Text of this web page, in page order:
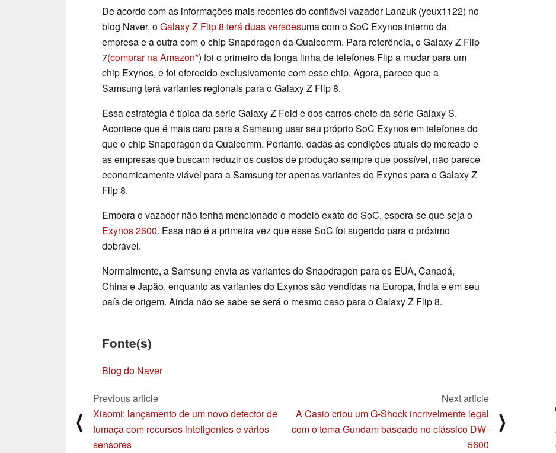
De acordo com as informações mais recentes do confiável vazador Lanzuk (yeux1122) no
blog Naver, oGalaxy Z Flip 8 terá duas versõesuma com o SoC Exynos interno da
empresa e a outra com o chip Snapdragon da Qualcomm. Para referência, o Galaxy Z Flip
7(comprar na Amazon ) foi o primeiro da longa linha de telefones Flip a mudar para um
chip Exynos, e foi oferecido exclusivamente com esse chip. Agora, parece que a
Samsung terá variantes regionais para o Galaxy Z Flip 8.
Essa estratégia é típica da série Galaxy Z Fold e dos carros-chefe da série Galaxy S.
Acontece que é mais caro para a Samsung usar seu próprio SoC Exynos em telefones do
que o chip Snapdragon da Qualcomm. Portanto, dadas as condições atuais do mercado e
as empresas que buscam reduzir os custos de produção sempre que possível, não parece
economicamente viável para a Samsung ter apenas variantes do Exynos para o Galaxy Z
Flip 8.
Embora o vazador não tenha mencionado o modelo exato do SoC, espera-se que seja o
Exynos 2600. Essa não é a primeira vez que esse SoC foi sugerido para o próximo
dobrável.
Normalmente, a Samsung envia as variantes do Snapdragon para os EUA, Canadá,
China e Japão, enquanto as variantes do Exynos são vendidas na Europa, Índia e em seu
país de origem. Ainda não se sabe se será o mesmo caso para o Galaxy Z Flip 8.
Fonte(s)
Blog do Naver
⟨
Previous article
Xiaomi: lançamento de um novo detector de
fumaça com recursos inteligentes e vários
sensores
Next article
A Casio criou um G-Shock incrivelmente legal
com o tema Gundam baseado no clássico DW-
5600
⟩